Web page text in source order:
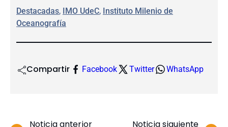
Destacadas, IMO UdeC, Instituto Milenio de
Oceanografía
Compartir Facebook Twitter WhatsApp
Noticia anterior Noticia siguiente